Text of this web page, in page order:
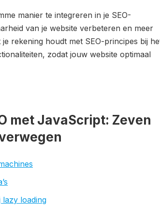
manier te integreren in je SEO-
van je website verbeteren en meer
rekening houdt met SEO-principes bij
zodat jouw website optimaal
met JavaScript: Zeven
lazy loading